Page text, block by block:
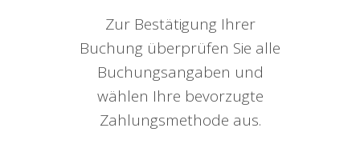
Zur Bestätigung Ihrer
Buchung überprüfen Sie alle
Buchungsangaben und
wählen Ihre bevorzugte
Zahlungsmethode aus.